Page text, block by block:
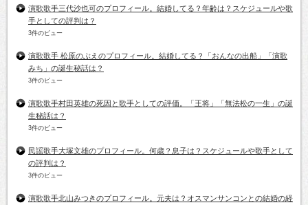
演歌歌手三代沙也可のプロフィール。結婚してる？年齢は？スケジュールや歌
手としての評判は？
3件のビュー
演歌歌手 松原のぶえのプロフィール。結婚してる？「おんなの出船」「演歌
みち」の誕生秘話は？
3件のビュー
演歌歌手村田英雄の死因と歌手としての評価。「王将」「無法松の一生」の誕
生秘話は？
3件のビュー
民謡歌手大塚文雄のプロフィール。何歳？息子は？スケジュールや歌手として
の評判は？
3件のビュー
演歌歌手北山みつきのプロフィール。元夫は？オスマンサンコンとの結婚の経